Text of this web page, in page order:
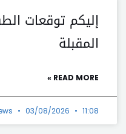
إليكم توقعات
المقبلة
READ MORE »
03/08/2026 11:08 ص